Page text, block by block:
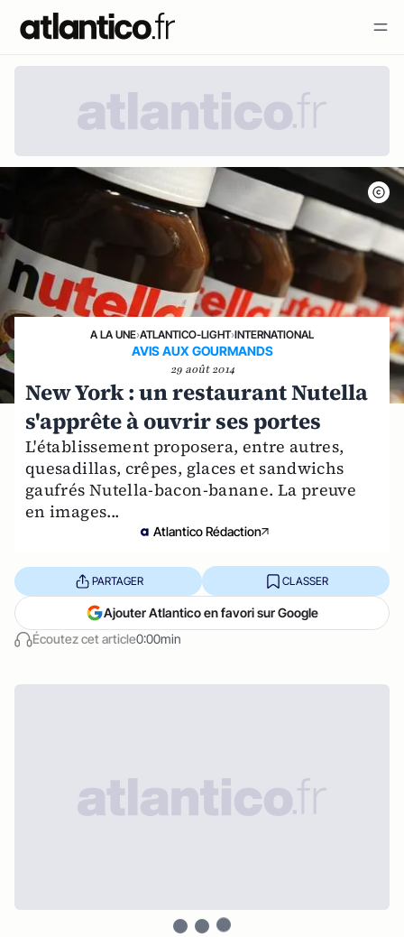
A LA UNE›ATLANTICO-LIGHT›INTERNATIONAL
AVIS AUX GOURMANDS
29 août 2014
New York : un restaurant Nutella
s'apprête à ouvrir ses portes
L'établissement proposera, entre autres,
quesadillas, crêpes, glaces et sandwichs
gaufrés Nutella-bacon-banane. La preuve
en images...
Atlantico Rédaction
Écoutez cet article0:00min
PARTAGER CLASSER
Ajouter Atlantico en favori sur Google